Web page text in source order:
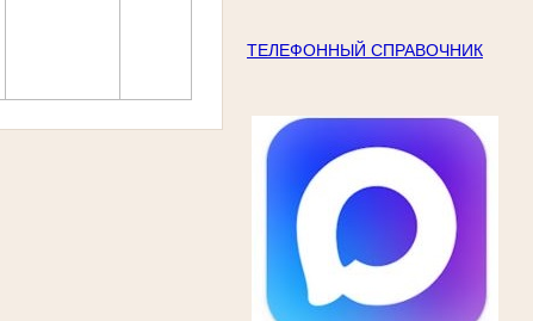
ТЕЛЕФОННЫЙ СПРАВОЧНИК